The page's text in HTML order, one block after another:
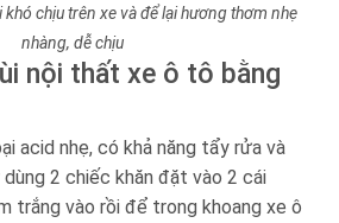
khó chịu trên xe và để lại hương thơm nhẹ
nhàng, dễ chịu
nội thất xe ô tô bằng
acid nhẹ, có khả năng tẩy rửa và
2 chiếc khăn đặt vào 2 cái
trắng vào rồi để trong khoang xe ô